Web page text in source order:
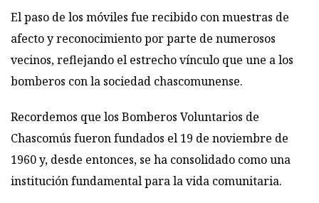
El paso de los móviles fue recibido con muestras de
afecto y reconocimiento por parte de numerosos
vecinos, reflejando el estrecho vínculo que une a los
bomberos con la sociedad chascomunense.
Recordemos que los Bomberos Voluntarios de
Chascomús fueron fundados el 19 de noviembre de
1960 y, desde entonces, se ha consolidado como una
institución fundamental para la vida comunitaria.